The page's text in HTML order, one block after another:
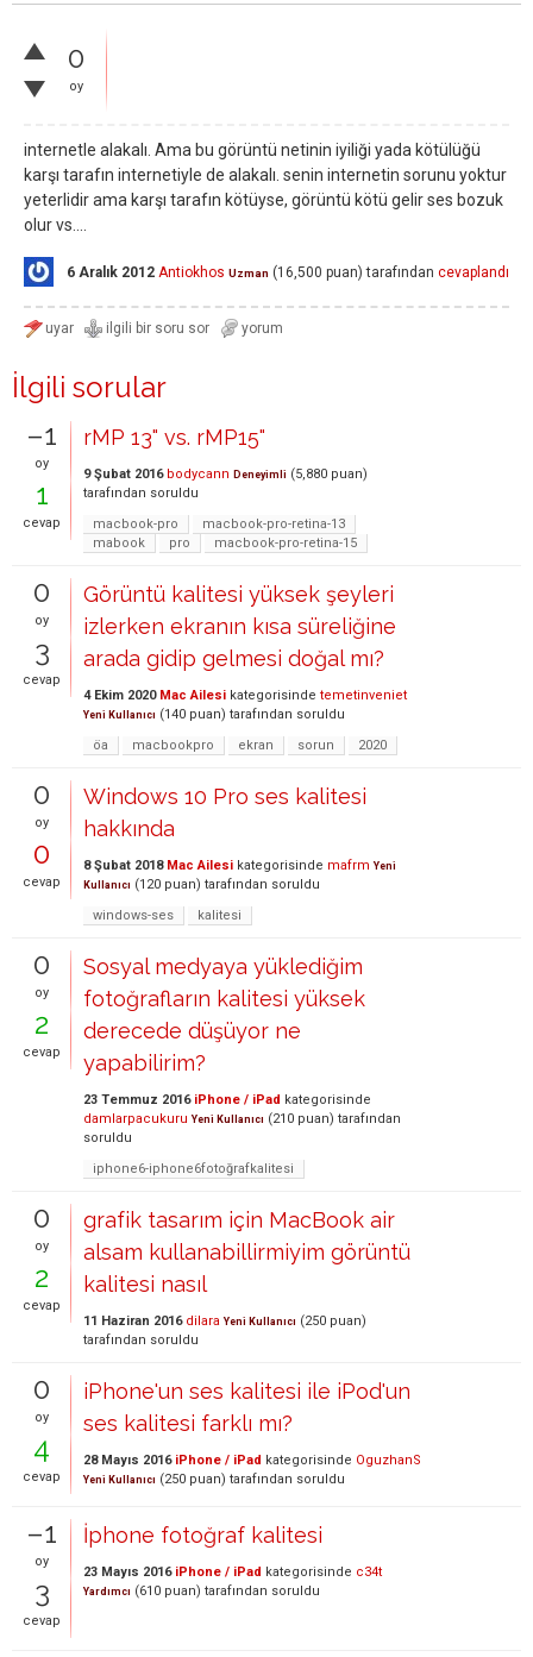
0
oy
internetle alakalı. Ama bu görüntü netinin iyiliği yada kötülüğü
karşı tarafın internetiyle de alakalı. senin internetin sorunu yoktur
yeterlidir ama karşı tarafın kötüyse, görüntü kötü gelir ses bozuk
olur vs....
6 Aralık 2012 Antiokhos Uzman (16,500 puan) tarafından cevaplandı
İlgili sorular
–1
oy
1
cevap
rMP 13" vs. rMP15"
9 Şubat 2016 bodycann Deneyimli (5,880 puan)
tarafından soruldu
macbook-pro
macbook-pro-retina-13
mabook
pro macbook-pro-retina-15
0
oy
3
cevap
Görüntü kalitesi yüksek şeyleri
izlerken ekranın kısa süreliğine
arada gidip gelmesi doğal mı?
4 Ekim 2020 Mac Ailesi kategorisinde temetinveniet
Yeni Kullanıcı (140 puan) tarafından soruldu
öa
macbookpro ekran sorun 2020
0
oy
0
cevap
Windows 10 Pro ses kalitesi
hakkında
8 Şubat 2018 Mac Ailesi kategorisinde mafrm Yeni
Kullanıcı (120 puan) tarafından soruldu
windows-ses
kalitesi
0
oy
2
cevap
Sosyal medyaya yüklediğim
fotoğrafların kalitesi yüksek
derecede düşüyor ne
yapabilirim?
23 Temmuz 2016 iPhone / iPad kategorisinde
damlarpacukuru Yeni Kullanıcı (210 puan) tarafından
soruldu
iphone6-iphone6fotoğrafkalitesi
0
oy
2
cevap
grafik tasarım için MacBook air
alsam kullanabillirmiyim görüntü
kalitesi nasıl
11 Haziran 2016 dilara Yeni Kullanıcı (250 puan)
tarafından soruldu
0
oy
4
cevap
iPhone'un ses kalitesi ile iPod'un
ses kalitesi farklı mı?
28 Mayıs 2016 iPhone / iPad kategorisinde OguzhanS
Yeni Kullanıcı (250 puan) tarafından soruldu
–1
oy
3
cevap
İphone fotoğraf kalitesi
23 Mayıs 2016 iPhone / iPad kategorisinde c34t
Yardımcı (610 puan) tarafından soruldu